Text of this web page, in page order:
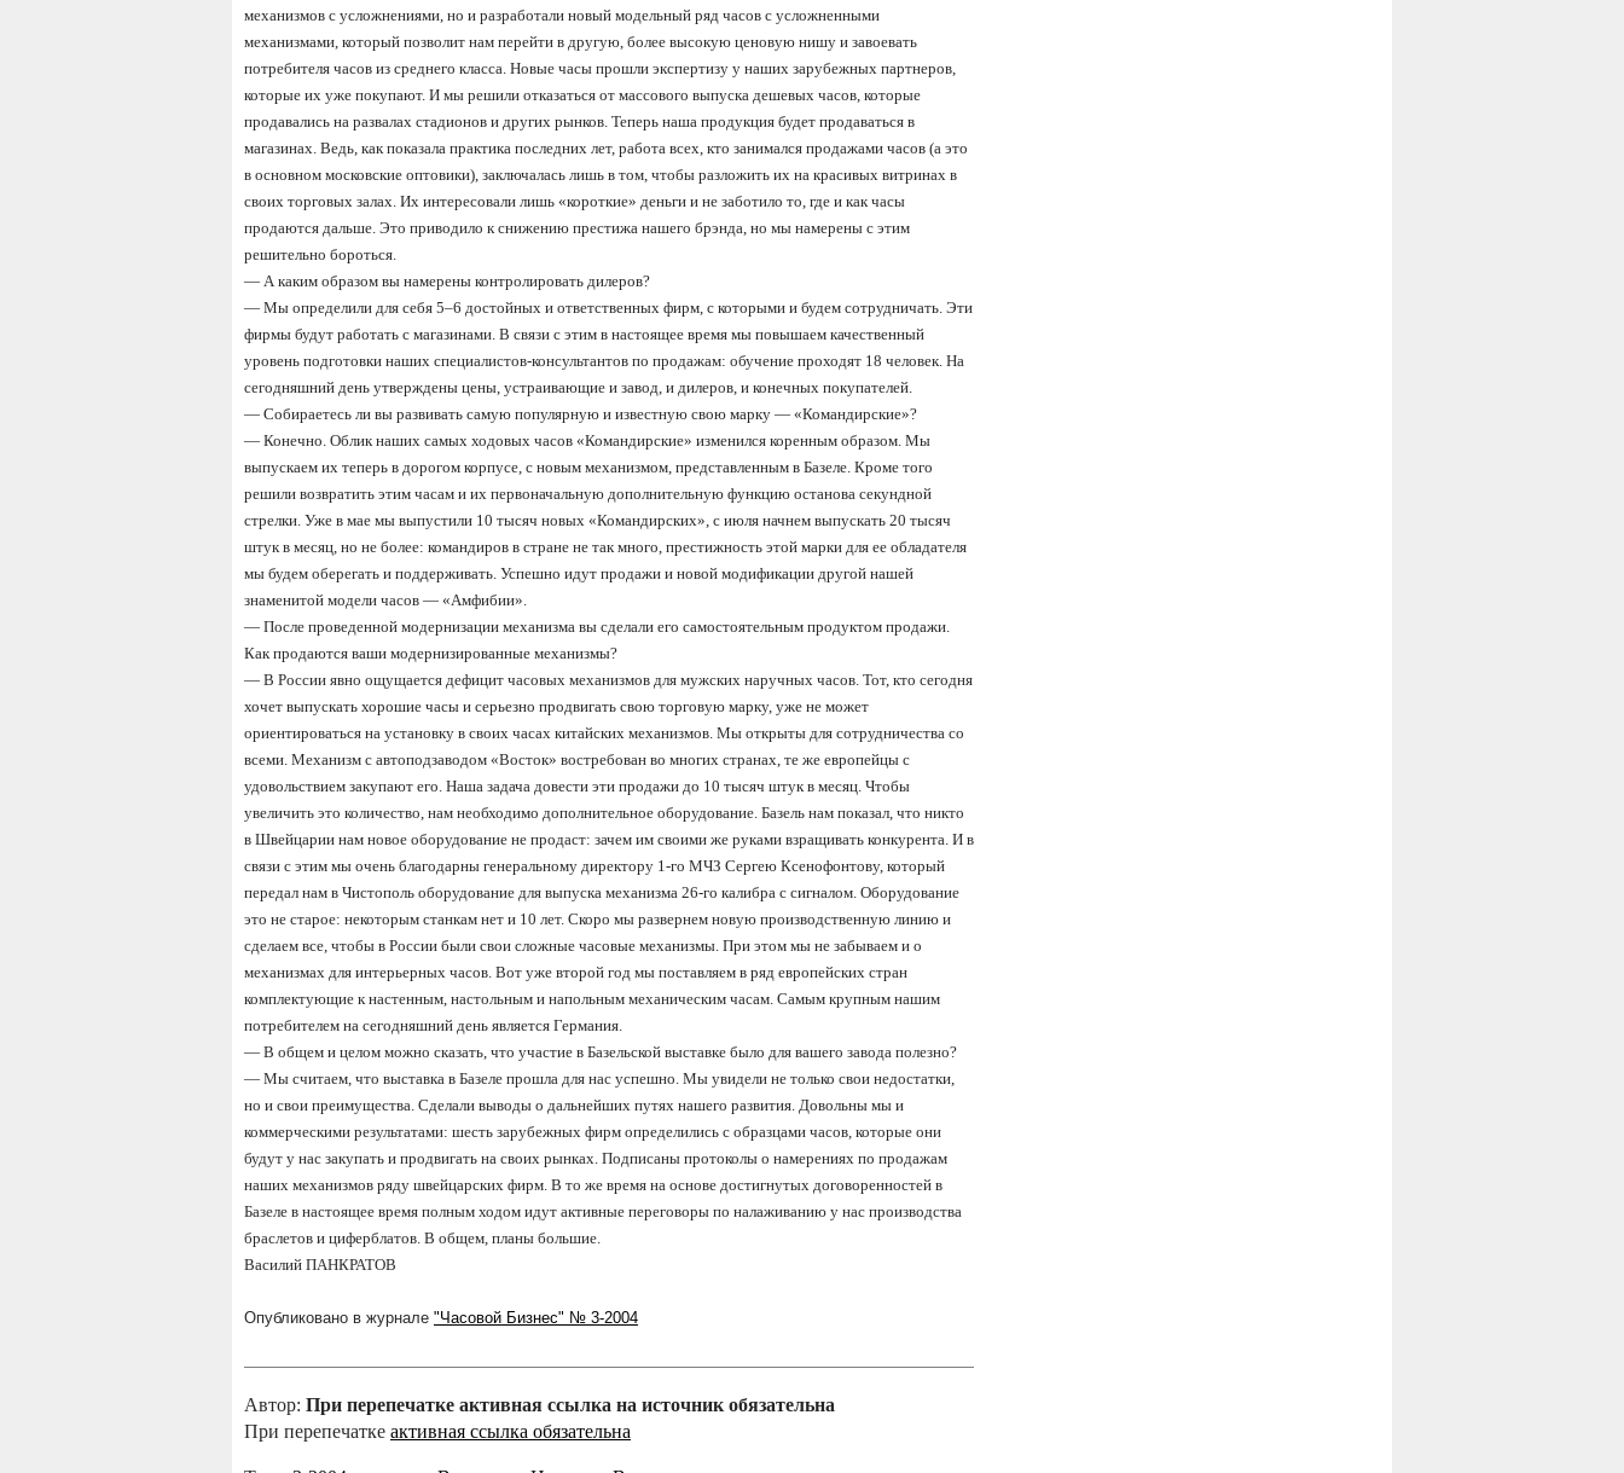
механизмов с усложнениями, но и разработали новый модельный ряд часов с усложненными
механизмами, который позволит нам перейти в другую, более высокую ценовую нишу и завоевать
потребителя часов из среднего класса. Новые часы прошли экспертизу у наших зарубежных партнеров,
которые их уже покупают. И мы решили отказаться от массового выпуска дешевых часов, которые
продавались на развалах стадионов и других рынков. Теперь наша продукция будет продаваться в
магазинах. Ведь, как показала практика последних лет, работа всех, кто занимался продажами часов (а это
в основном московские оптовики), заключалась лишь в том, чтобы разложить их на красивых витринах в
своих торговых залах. Их интересовали лишь «короткие» деньги и не заботило то, где и как часы
продаются дальше. Это приводило к снижению престижа нашего брэнда, но мы намерены с этим
решительно бороться.
— А каким образом вы намерены контролировать дилеров?
— Мы определили для себя 5–6 достойных и ответственных фирм, с которыми и будем сотрудничать. Эти
фирмы будут работать с магазинами. В связи с этим в настоящее время мы повышаем качественный
уровень подготовки наших специалистов-консультантов по продажам: обучение проходят 18 человек. На
сегодняшний день утверждены цены, устраивающие и завод, и дилеров, и конечных покупателей.
— Собираетесь ли вы развивать самую популярную и известную свою марку — «Командирские»?
— Конечно. Облик наших самых ходовых часов «Командирские» изменился коренным образом. Мы
выпускаем их теперь в дорогом корпусе, с новым механизмом, представленным в Базеле. Кроме того
решили возвратить этим часам и их первоначальную дополнительную функцию останова секундной
стрелки. Уже в мае мы выпустили 10 тысяч новых «Командирских», с июля начнем выпускать 20 тысяч
штук в месяц, но не более: командиров в стране не так много, престижность этой марки для ее обладателя
мы будем оберегать и поддерживать. Успешно идут продажи и новой модификации другой нашей
знаменитой модели часов — «Амфибии».
— После проведенной модернизации механизма вы сделали его самостоятельным продуктом продажи.
Как продаются ваши модернизированные механизмы?
— В России явно ощущается дефицит часовых механизмов для мужских наручных часов. Тот, кто сегодня
хочет выпускать хорошие часы и серьезно продвигать свою торговую марку, уже не может
ориентироваться на установку в своих часах китайских механизмов. Мы открыты для сотрудничества со
всеми. Механизм с автоподзаводом «Восток» востребован во многих странах, те же европейцы с
удовольствием закупают его. Наша задача довести эти продажи до 10 тысяч штук в месяц. Чтобы
увеличить это количество, нам необходимо дополнительное оборудование. Базель нам показал, что никто
в Швейцарии нам новое оборудование не продаст: зачем им своими же руками взращивать конкурента. И в
связи с этим мы очень благодарны генеральному директору 1-го МЧЗ Сергею Ксенофонтову, который
передал нам в Чистополь оборудование для выпуска механизма 26-го калибра с сигналом. Оборудование
это не старое: некоторым станкам нет и 10 лет. Скоро мы развернем новую производственную линию и
сделаем все, чтобы в России были свои сложные часовые механизмы. При этом мы не забываем и о
механизмах для интерьерных часов. Вот уже второй год мы поставляем в ряд европейских стран
комплектующие к настенным, настольным и напольным механическим часам. Самым крупным нашим
потребителем на сегодняшний день является Германия.
— В общем и целом можно сказать, что участие в Базельской выставке было для вашего завода полезно?
— Мы считаем, что выставка в Базеле прошла для нас успешно. Мы увидели не только свои недостатки,
но и свои преимущества. Сделали выводы о дальнейших путях нашего развития. Довольны мы и
коммерческими результатами: шесть зарубежных фирм определились с образцами часов, которые они
будут у нас закупать и продвигать на своих рынках. Подписаны протоколы о намерениях по продажам
наших механизмов ряду швейцарских фирм. В то же время на основе достигнутых договоренностей в
Базеле в настоящее время полным ходом идут активные переговоры по налаживанию у нас производства
браслетов и циферблатов. В общем, планы большие.
Василий ПАНКРАТОВ
Опубликовано в журнале "Часовой Бизнес" № 3-2004
Автор: При перепечатке активная ссылка на источник обязательна
При перепечатке активная ссылка обязательна